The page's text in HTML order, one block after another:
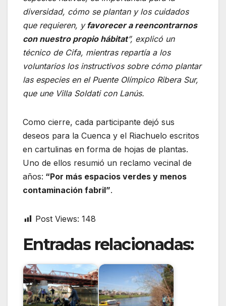
diversidad, cómo se plantan y los cuidados
que requieren, yfavorecer a reencontrarnos
con nuestro propio hábitat”, explicó un
técnico de Cifa, mientras repartía a los
voluntarios los instructivos sobre cómo plantar
las especies en el Puente Olímpico Ribera Sur,
que une Villa Soldati con Lanús.
Como cierre, cada participante dejó sus
deseos para la Cuenca y el Riachuelo escritos
en cartulinas en forma de hojas de plantas.
Uno de ellos resumió un reclamo vecinal de
años: “Por más espacios verdes y menos
contaminación fabril”.
Post Views: 148
Entradas relacionadas: